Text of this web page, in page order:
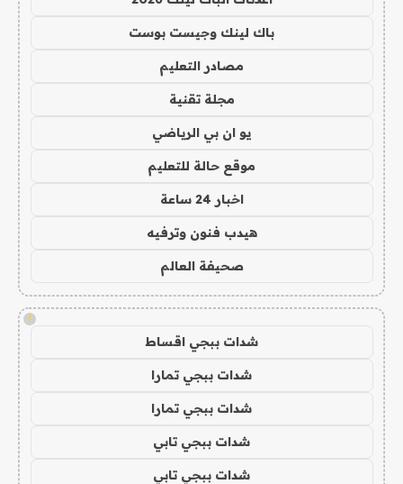
باك لينك وجيست بوست
مصادر التعليم
مجلة تقنية
يو ان بي الرياضي
موقع حالة للتعليم
اخبار 24 ساعة
هيدب فنون وترفيه
صحيفة العالم
!
شدات ببجي اقساط
شدات ببجي تمارا
شدات ببجي تمارا
شدات ببجي تابي
شدات ببجي تابي